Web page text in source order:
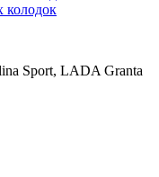
колодок
Sport, LADA Granta